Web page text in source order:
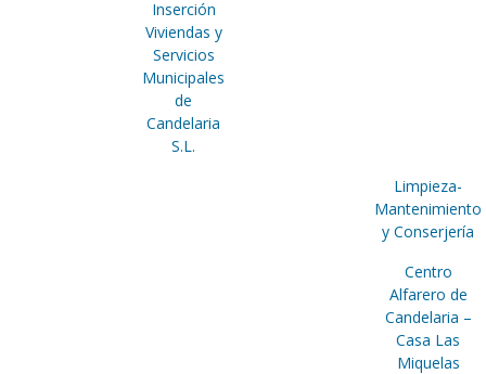
Inserción
Viviendas y
Servicios
Municipales
de
Candelaria
S.L.
Limpieza-
Mantenimiento
y Conserjería
Centro
Alfarero de
Candelaria –
Casa Las
Miquelas